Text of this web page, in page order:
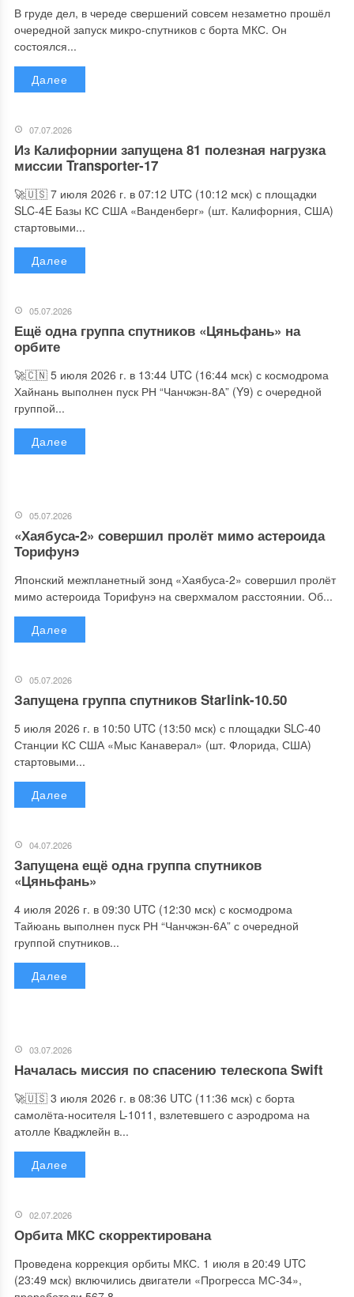
В груде дел, в череде свершений совсем незаметно прошёл
очередной запуск микро-спутников с борта МКС. Он
состоялся...
Далее
07.07.2026
Из Калифорнии запущена 81 полезная нагрузка
миссии Transporter-17
🚀🇺🇸 7 июля 2026 г. в 07:12 UTC (10:12 мск) с площадки
SLC-4E Базы КС США «Ванденберг» (шт. Калифорния, США)
стартовыми...
Далее
05.07.2026
Ещё одна группа спутников «Цяньфань» на
орбите
🚀🇨🇳 5 июля 2026 г. в 13:44 UTC (16:44 мск) с космодрома
Хайнань выполнен пуск РН “Чанчжэн-8А” (Y9) с очередной
группой...
Далее
05.07.2026
«Хаябуса-2» совершил пролёт мимо астероида
Торифунэ
Японский межпланетный зонд «Хаябуса-2» совершил пролёт
мимо астероида Торифунэ на сверхмалом расстоянии. Об...
Далее
05.07.2026
Запущена группа спутников Starlink-10.50
5 июля 2026 г. в 10:50 UTC (13:50 мск) с площадки SLC-40
Станции КС США «Мыс Канаверал» (шт. Флорида, США)
стартовыми...
Далее
04.07.2026
Запущена ещё одна группа спутников
«Цяньфань»
4 июля 2026 г. в 09:30 UTC (12:30 мск) с космодрома
Тайюань выполнен пуск РН “Чанчжэн-6А” с очередной
группой спутников...
Далее
03.07.2026
Началась миссия по спасению телескопа Swift
🚀🇺🇸 3 июля 2026 г. в 08:36 UTC (11:36 мск) с борта
самолёта-носителя L-1011, взлетевшего с аэродрома на
атолле Кваджлейн в...
Далее
02.07.2026
Орбита МКС скорректирована
Проведена коррекция орбиты МКС. 1 июля в 20:49 UTC
(23:49 мск) включились двигатели «Прогресса МС-34»,